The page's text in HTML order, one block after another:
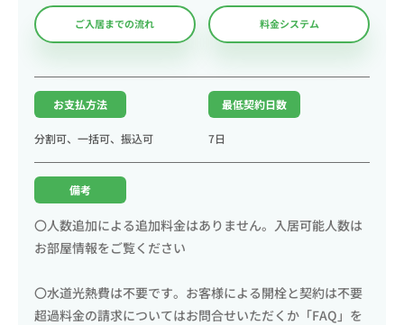
ご入居までの流れ 料金システム
お支払方法
分割可、一括可、振込可
最低契約日数
7日
備考
〇人数追加による追加料金はありません。入居可能人数は
お部屋情報をご覧ください
〇水道光熱費は不要です。お客様による開栓と契約は不要
超過料金の請求についてはお問合せいただくか「FAQ」を